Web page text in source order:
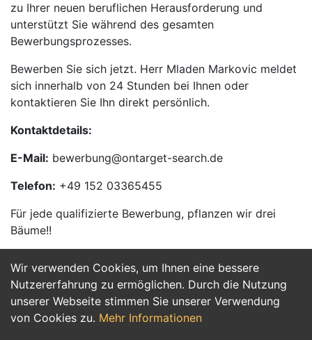
Wir verwenden Cookies, um Ihnen eine bessere
Nutzererfahrung zu ermöglichen. Durch die Nutzung
unserer Webseite stimmen Sie unserer Verwendung
von Cookies zu. Mehr Informationen
zu Ihrer neuen beruflichen Herausforderung und
unterstützt Sie während des gesamten
Bewerbungsprozesses.
Bewerben Sie sich jetzt. Herr Mladen Markovic meldet
sich innerhalb von 24 Stunden bei Ihnen oder
kontaktieren Sie Ihn direkt persönlich.
Kontaktdetails:
E-Mail: bewerbung@ontarget-search.de
Telefon: +49 152 03365455
Für jede qualifizierte Bewerbung, pflanzen wir drei
Bäume!!
Jetzt Bewerben